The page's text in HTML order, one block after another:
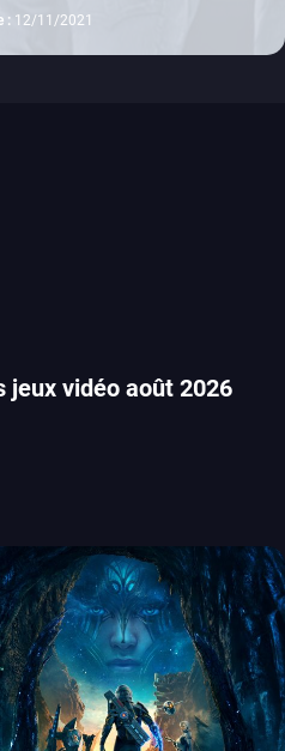
xbox one
: 12/11/2021
jeux vidéo août 2026